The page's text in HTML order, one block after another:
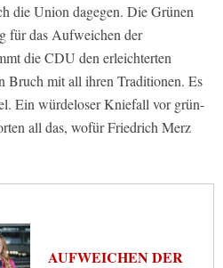
die Union dagegen. Die Grünen
für das Aufweichen der
die CDU den erleichterten
Bruch mit all ihren Traditionen. Es
Ein würdeloser Kniefall vor grün-
all das, wofür Friedrich Merz
AUFWEICHEN DER